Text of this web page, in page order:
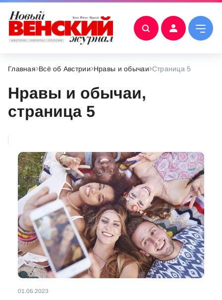
Главная Всё об Австрии Нравы и обычаи Страница 5
Нравы и обычаи,
страница 5
01.06.2023